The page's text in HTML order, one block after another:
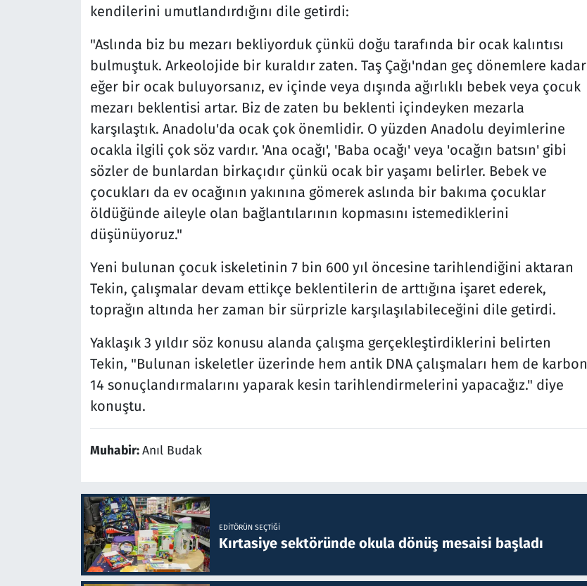
kendilerini umutlandırdığını dile getirdi:
"Aslında biz bu mezarı bekliyorduk çünkü doğu tarafında bir ocak kalıntısı
bulmuştuk. Arkeolojide bir kuraldır zaten. Taş Çağı'ndan geç dönemlere kadar
eğer bir ocak buluyorsanız, ev içinde veya dışında ağırlıklı bebek veya çocuk
mezarı beklentisi artar. Biz de zaten bu beklenti içindeyken mezarla
karşılaştık. Anadolu'da ocak çok önemlidir. O yüzden Anadolu deyimlerine
ocakla ilgili çok söz vardır. 'Ana ocağı', 'Baba ocağı' veya 'ocağın batsın' gibi
sözler de bunlardan birkaçıdır çünkü ocak bir yaşamı belirler. Bebek ve
çocukları da ev ocağının yakınına gömerek aslında bir bakıma çocuklar
öldüğünde aileyle olan bağlantılarının kopmasını istemediklerini
düşünüyoruz."
Yeni bulunan çocuk iskeletinin 7 bin 600 yıl öncesine tarihlendiğini aktaran
Tekin, çalışmalar devam ettikçe beklentilerin de arttığına işaret ederek,
toprağın altında her zaman bir sürprizle karşılaşılabileceğini dile getirdi.
Yaklaşık 3 yıldır söz konusu alanda çalışma gerçekleştirdiklerini belirten
Tekin, "Bulunan iskeletler üzerinde hem antik DNA çalışmaları hem de karbon
14 sonuçlandırmalarını yaparak kesin tarihlendirmelerini yapacağız." diye
konuştu.
Muhabir:Anıl Budak
EDITÖRÜN SEÇTIĞI
Kırtasiye sektöründe okula dönüş mesaisi başladı